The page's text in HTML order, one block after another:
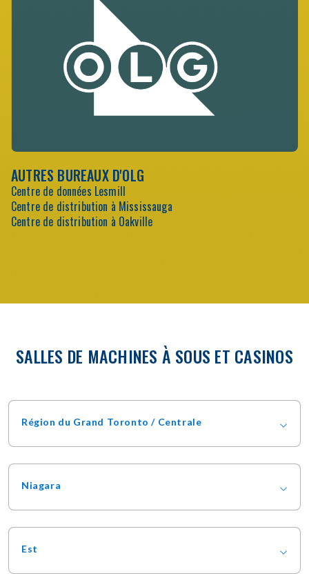
AUTRES BUREAUX D'OLG
Centre de données Lesmill
Centre de distribution à Mississauga
Centre de distribution à Oakville
SALLES DE MACHINES À SOUS ET CASINOS
Région du Grand Toronto / Centrale
Niagara
Est